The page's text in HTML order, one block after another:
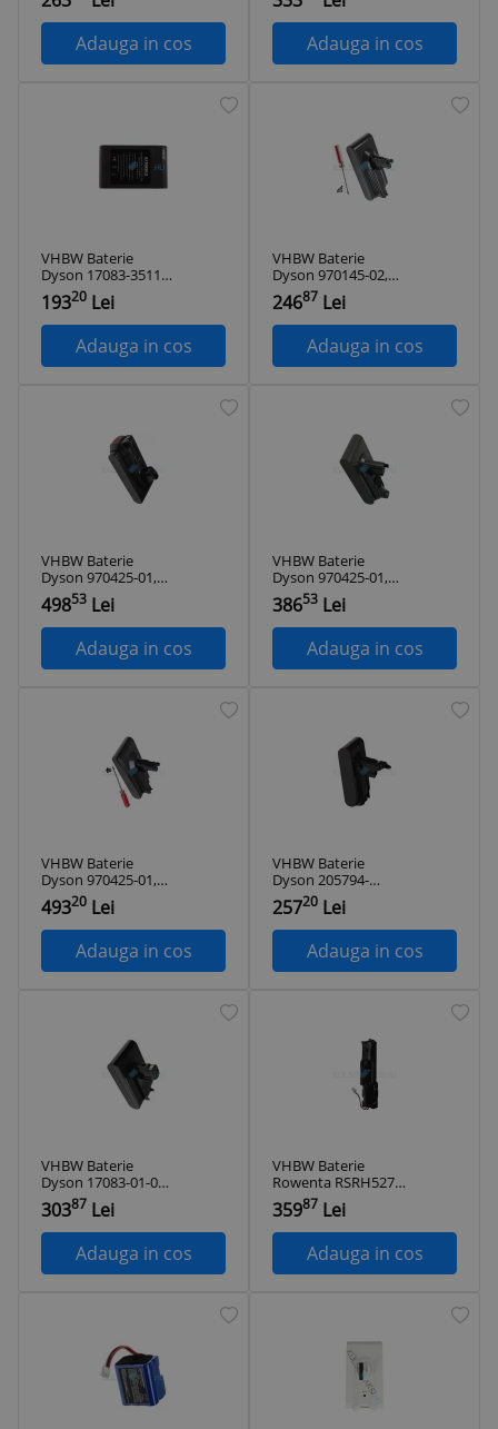
2000mAh, 25.2V, Li-
ion
Adauga in cos
3000mAh, 25.2V, Li-
ion
Adauga in cos
VHBW Baterie
Dyson 17083-3511,
202932-02, 917083-
01, 917083-07 for -
2500mAh, 22.2V, Li-
19320 Lei
Adauga in cos
VHBW Baterie
Dyson 970145-02,
SV14, 299820 for -
4200mAh, 25.2V, Li-
ion
24687 Lei
Adauga in cos
VHBW Baterie
Dyson 970425-01,
970938-01, SV15,
SV18 for - 4000mAh,
25.2V, Li-ion
49853 Lei
Adauga in cos
VHBW Baterie
Dyson 970425-01,
970938-01, SV15,
SV18 for - 3600mAh,
25.2V, Li-ion
38653 Lei
Adauga in cos
VHBW Baterie
Dyson 970425-01,
970938-01, SV15,
SV18 for - 4200mAh,
25.2V, Li-ion
49320 Lei
Adauga in cos
VHBW Baterie
Dyson 205794-
01/04, 965874-02 for
- 2500mAh, 21.6V,
Li-ion
25720 Lei
Adauga in cos
VHBW Baterie
Dyson 17083-01-03,
17083-11 10, 17083-
3009 for - 2500mAh,
14.8V, Li-ion
30387 Lei
Adauga in cos
VHBW Baterie
Rowenta RSRH5274
for - 2500mAh,
25.9V, Li-ion
35987 Lei
Adauga in cos